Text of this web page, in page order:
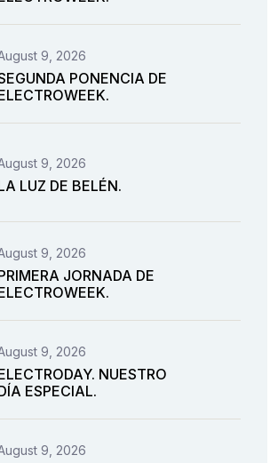
9, 2026
PONENCIA DE
9, 2026
LUZ DE BELÉN.
9, 2026
JORNADA DE
9, 2026
NUESTRO
ESPECIAL.
9, 2026